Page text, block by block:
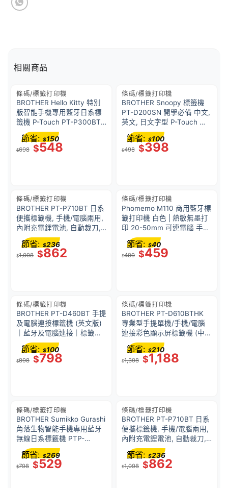
相關商品
條碼/標籤打印機
BROTHER Hello Kitty 特別
版智能手機專用藍牙日系標
籤機 P-Touch PT-P300BT-
KN
$698 $548
節省: $150
條碼/標籤打印機
BROTHER Snoopy 標籤機
PT-D200SN 開學必備 中文,
英文, 日文字型 P-Touch 護
貝標籤帶 特價優惠
$498 $398
節省: $100
條碼/標籤打印機
BROTHER PT-P710BT 日系
便攜標籤機, 手機/電腦兩用,
內附充電鋰電池, 自動裁刀,
TZe 護貝標籤帶 (3.5-
24mm), 藍牙無線連接, USB
有線連接, 每秒 20 毫米高速
$1,098 $862
節省: $236
條碼/標籤打印機
Phomemo M110 商用藍牙標
籤打印機 白色 | 熱敏無墨打
印 20-50mm 可連電腦 手機
無線打印 充滿電可連續打印
3-4 小時 | 香港行貨
$499 $459
節省: $40
條碼/標籤打印機
BROTHER PT-D460BT 手提
及電腦連接標籤機 (英文版)
｜藍牙及電腦連接｜標籤帶
可用 3.5-18mm
$898 $798
節省: $100
條碼/標籤打印機
BROTHER PT-D610BTHK
專業型手提單機/手機/電腦
連接彩色顯示屏標籤機 (中文
版), 能列印最寬 24mm 標
籤, 藍牙連線, USB連線
$1,398 $1,188
節省: $210
條碼/標籤打印機
BROTHER Sumikko Gurashi
角落生物智能手機專用藍牙
無線日系標籤機 PTP-
P300BT-SG TZe
$798 $529
節省: $269
條碼/標籤打印機
BROTHER PT-P710BT 日系
便攜標籤機, 手機/電腦兩用,
內附充電鋰電池, 自動裁刀,
TZe 護貝標籤帶 (3.5-
24mm), 藍牙無線連接, USB
有線連接, 每秒 20 毫米高速
$1,098 $862
節省: $236